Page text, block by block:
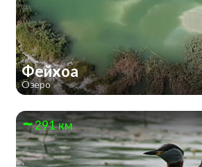
Фейхоа
Озеро
291 км